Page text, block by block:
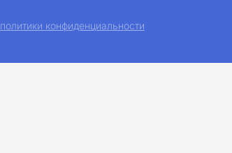
политики конфиденциальности